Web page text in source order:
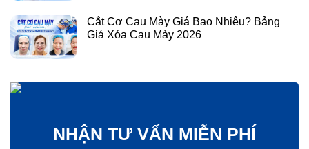
Cắt Cơ Cau Mày Giá Bao Nhiêu? Bảng
Giá Xóa Cau Mày 2026
NHẬN TƯ VẤN MIỄN PHÍ